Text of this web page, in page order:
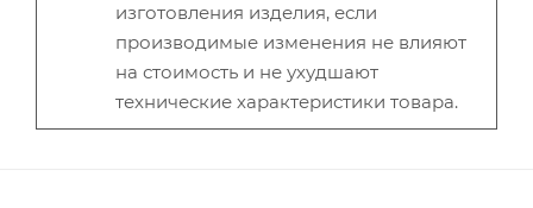
изготовления изделия, если
производимые изменения не влияют
на стоимость и не ухудшают
технические характеристики товара.